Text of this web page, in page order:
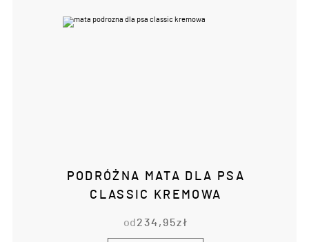
PODRÓŻNA MATA DLA PSA
CLASSIC KREMOWA
od 234,95zł